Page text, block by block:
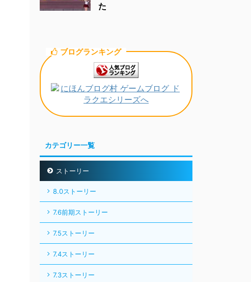
た
ブログランキング
カテゴリー一覧
ストーリー
8.0ストーリー
7.6前期ストーリー
7.5ストーリー
7.4ストーリー
7.3ストーリー